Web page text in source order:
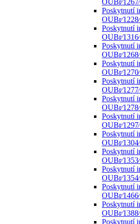
Poskytnutí
Poskytnutí
Poskytnutí
Poskytnutí
Poskytnutí
Poskytnutí
Poskytnutí
Poskytnutí
Poskytnutí
Poskytnutí
Poskytnutí
Poskytnutí
Poskytnutí